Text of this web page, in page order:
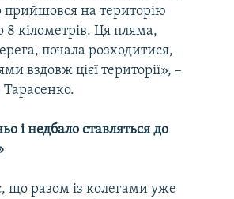
прийшовся на територію
8 кілометрів. Ця пляма,
почала розходитися,
вздовж цієї території», –
Тарасенко.
і недбало ставляться до
що разом із колегами уже